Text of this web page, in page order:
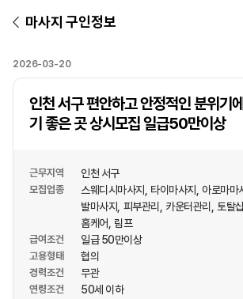
마사지 구인정보
2026-03-20
인천 서구 편안하고 안정적인 분위기
기 좋은 곳 상시모집 일급50만이상
근무지역 인천 서구
모집업종 스웨디시마사지 타이마사지 아로마마
발마사지
피부관리 카운터관리 토탈
홈케어
림프
급여조건 일급 50만이상
고용형태 협의
경력조건 무관
연령조건 50세 이하